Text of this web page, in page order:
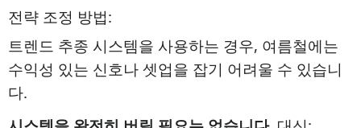
전략 조정 방법:
트렌드 추종 시스템을 사용하는 경우, 여름철에는
수익성 있는 신호나 셋업을 잡기 어려울 수 있습니
다.